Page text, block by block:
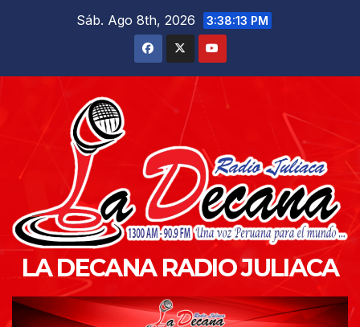
Sáb. Ago 8th, 2026 3:38:14 PM
LA DECANA RADIO JULIACA